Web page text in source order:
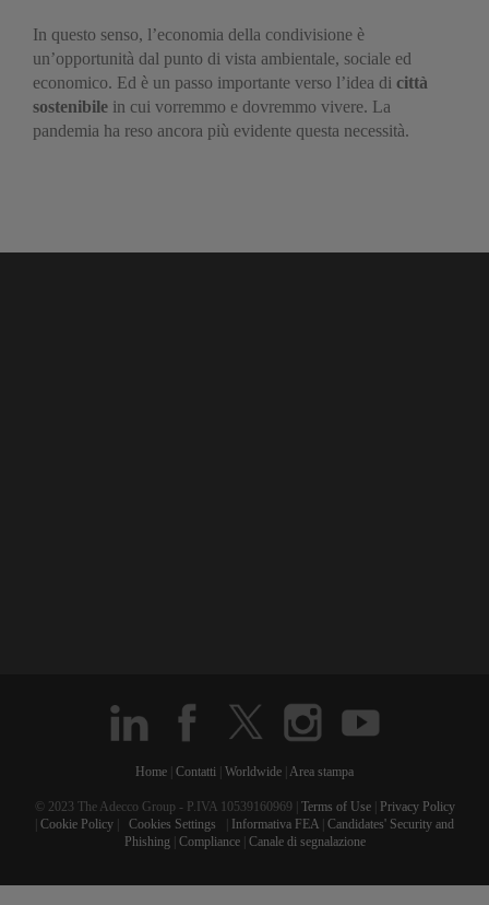
In questo senso, l’economia della condivisione è
un’opportunità dal punto di vista ambientale, sociale ed
economico. Ed è un passo importante verso l’idea di città
sostenibile in cui vorremmo e dovremmo vivere. La
pandemia ha reso ancora più evidente questa necessità.
Home Contatti Worldwide Area stampa
© 2023 The Adecco Group - P.IVA 10539160969 | Terms of Use|
Privacy Policy
Cookie Policy Cookies Settings Informativa FEA Candidates' Security and
Phishing
Compliance| Canale di segnalazione